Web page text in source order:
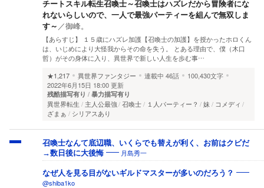
チートスキル転生召喚士～召喚士はハズレだから冒険者にな
れないらしいので、一人で最強パーティーを組んで無双しま
す～ ／御峰。
【あらすじ】 １５歳にハズレ加護【召喚士の加護】を授かったホロくん
は、いじめにより大怪我からその命を失う。 とある理由で、僕（木口
哲）がその身体に入り、異世界で新しい人生を歩む事…
★1,217
異世界ファンタジー 連載中 46話
100,430文字
2022年6月15日 18:00 更新
残酷描写有り 暴力描写有り
異世界転生 主人公最強 召喚士 １人パーティー？ 妹
コメディ
ざまぁ
シリアスあり
召喚士なんて底辺職、いくらでも替えが利く、お前はクビだ
→数日後に大後悔
月島秀一
なぜ人を見る目がないギルドマスターが多いのだろう？
@shiba1ko